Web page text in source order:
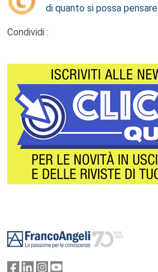
di quanto si possa pensare
Condividi :